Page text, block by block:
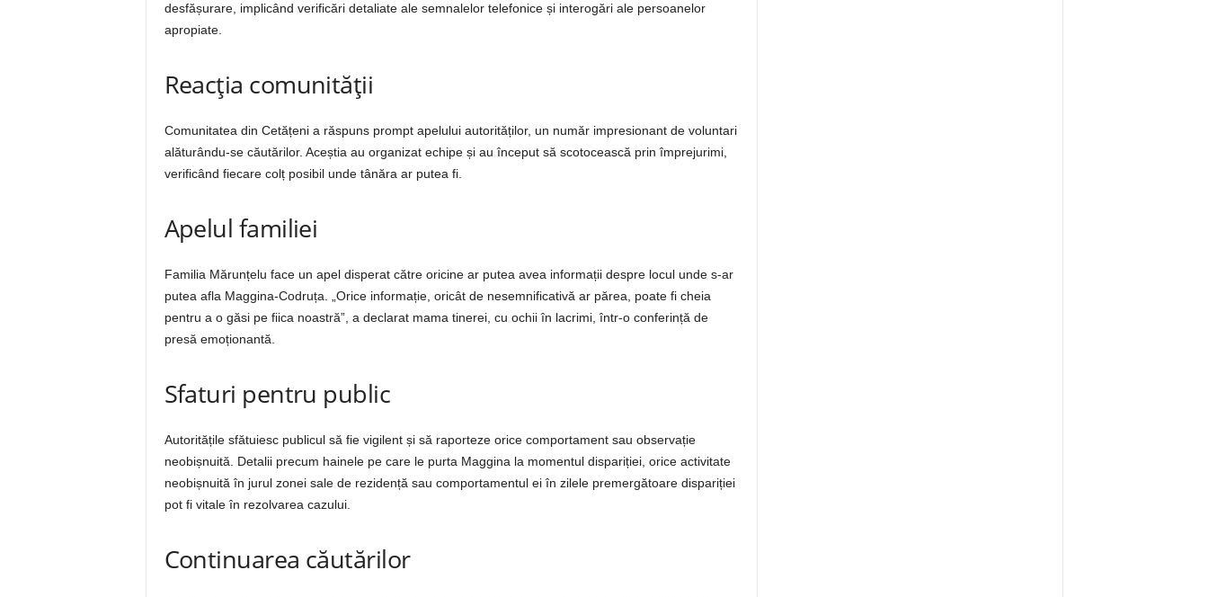
desfășurare, implicând verificări detaliate ale semnalelor telefonice și interogări ale persoanelor
apropiate.
Reacția comunității
Comunitatea din Cetățeni a răspuns prompt apelului autorităților, un număr impresionant de voluntari
alăturându-se căutărilor. Aceștia au organizat echipe și au început să scotocească prin împrejurimi,
verificând fiecare colț posibil unde tânăra ar putea fi.
Apelul familiei
Familia Mărunțelu face un apel disperat către oricine ar putea avea informații despre locul unde s-ar
putea afla Maggina-Codruța. „Orice informație, oricât de nesemnificativă ar părea, poate fi cheia
pentru a o găsi pe fiica noastră”, a declarat mama tinerei, cu ochii în lacrimi, într-o conferință de
presă emoționantă.
Sfaturi pentru public
Autoritățile sfătuiesc publicul să fie vigilent și să raporteze orice comportament sau observație
neobișnuită. Detalii precum hainele pe care le purta Maggina la momentul dispariției, orice activitate
neobișnuită în jurul zonei sale de rezidență sau comportamentul ei în zilele premergătoare dispariției
pot fi vitale în rezolvarea cazului.
Continuarea căutărilor